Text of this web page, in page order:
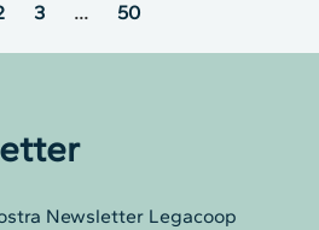
3 … 50
Newsletter Legacoop